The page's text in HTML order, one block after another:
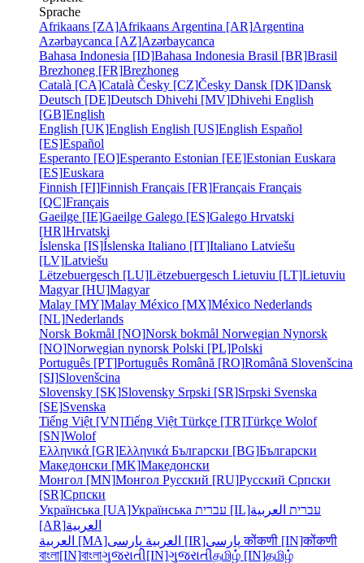
Sprache
Afrikaans [ZA]Afrikaans Argentina [AR]Argentina
Azərbaycanca [AZ]Azərbaycanca
Bahasa Indonesia [ID]Bahasa Indonesia Brasil [BR]Brasil
Brezhoneg [FR]Brezhoneg
Català [CA]Català Česky [CZ]Česky Dansk [DK]Dansk
Deutsch [DE]Deutsch Dhivehi [MV]Dhivehi English
[GB]English
English [UK]English English [US]English Español
[ES]Español
Esperanto [EO]Esperanto Estonian [EE]Estonian Euskara
[ES]Euskara
Finnish [FI]Finnish Français [FR]Français Français
[QC]Français
Gaeilge [IE]Gaeilge Galego [ES]Galego Hrvatski
[HR]Hrvatski
Íslenska [IS]Íslenska Italiano [IT]Italiano Latviešu
[LV]Latviešu
Lëtzebuergesch [LU]Lëtzebuergesch Lietuviu [LT]Lietuviu
Magyar [HU]Magyar
Malay [MY]Malay México [MX]México Nederlands
[NL]Nederlands
Norsk Bokmål [NO]Norsk bokmål Norwegian Nynorsk
[NO]Norwegian nynorsk Polski [PL]Polski
Português [PT]Português Română [RO]Română Slovenšcina
[SI]Slovenšcina
Slovensky [SK]Slovensky Srpski [SR]Srpski Svenska
[SE]Svenska
Tiếng Việt [VN]Tiếng Việt Türkçe [TR]Türkçe Wolof
[SN]Wolof
Ελληνικά [GR]Ελληνικά Български [BG]Български
Македонски [MK]Македонски
Монгол [MN]Монгол Русский [RU]Русский Српски
[SR]Српски
Українська [UA]Українська עברית [IL] עברית العربية
[AR]العربية
العربية [MA]
العربية پارسی [IR] پارسیकोंकणी [IN]कोंकणी
বাংলা[IN]বাংলাગુજરાતી[IN]ગુજરાતીதமிழ் [IN]தமிழ்